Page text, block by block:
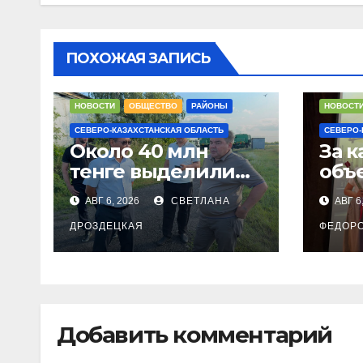
ПОХОЖАЯ ЗАПИСЬ
НОВОСТИ ОБЩЕСТВО РАЙОНЫ
СЕВЕРО-КАЗАХСТАНСКАЯ ОБЛАСТЬ
Около 40 млн
тенге выделили
на модернизацию
котельных в
городе Тайынше
АВГ 6, 2026 СВЕТЛАНА
ДРОЗДЕЦКАЯ
СЕВЕРО-
За
в АВГ
Добавить комментарий